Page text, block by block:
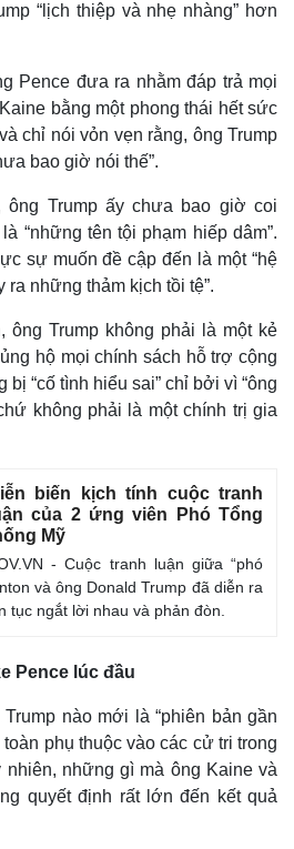
Multimedia
Video
E-Magazine
Infographic
“lịch thiệp và nhẹ nhàng” hơn
Pence đưa ra nhằm đáp trả mọi
bằng một phong thái hết sức
chỉ nói vỏn vẹn rằng, ông Trump
bao giờ nói thế”.
ông Trump ấy chưa bao giờ coi
“những tên tội phạm hiếp dâm”.
sự muốn đề cập đến là một “hệ
những thảm kịch tồi tệ”.
ông Trump không phải là một kẻ
hộ mọi chính sách hỗ trợ cộng
“cố tình hiểu sai” chỉ bởi vì “ông
không phải là một chính trị gia
biến kịch tính cuộc tranh
của 2 ứng viên Phó Tổng
Mỹ
- Cuộc tranh luận giữa “phó
và ông Donald Trump đã diễn ra
tục ngắt lời nhau và phản đòn.
Pence lúc đầu
nào mới là “phiên bản gần
phụ thuộc vào các cử tri trong
nhiên, những gì mà ông Kaine và
quyết định rất lớn đến kết quả